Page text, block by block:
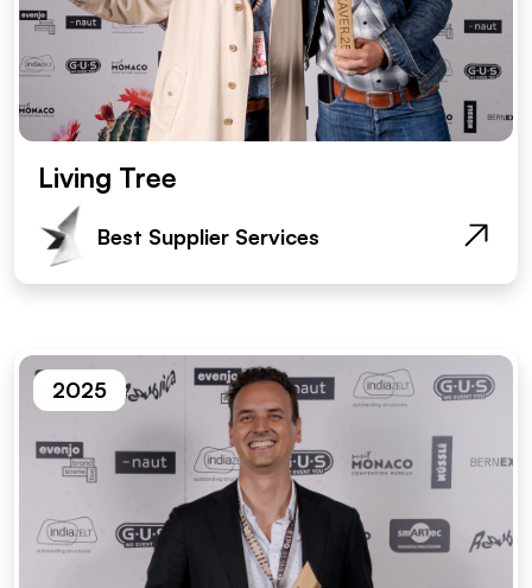
Living Tree
Best Supplier Services
2025